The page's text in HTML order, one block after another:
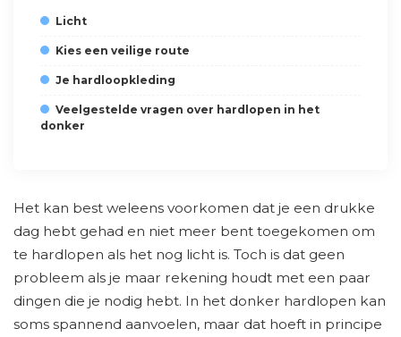
Licht
Kies een veilige route
Je hardloopkleding
Veelgestelde vragen over hardlopen in het
donker
Het kan best weleens voorkomen dat je een drukke
dag hebt gehad en niet meer bent toegekomen om
te hardlopen als het nog licht is. Toch is dat geen
probleem als je maar rekening houdt met een paar
dingen die je nodig hebt. In het donker hardlopen kan
soms spannend aanvoelen, maar dat hoeft in principe